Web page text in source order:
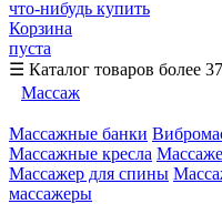
что-нибудь купить
Корзина
пуста
☰ Каталог товаров более
Массаж
Массажные банки
Массажные кресла
Массажер для спины
массажеры